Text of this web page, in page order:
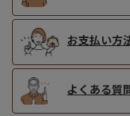
お支払い方
よくある質